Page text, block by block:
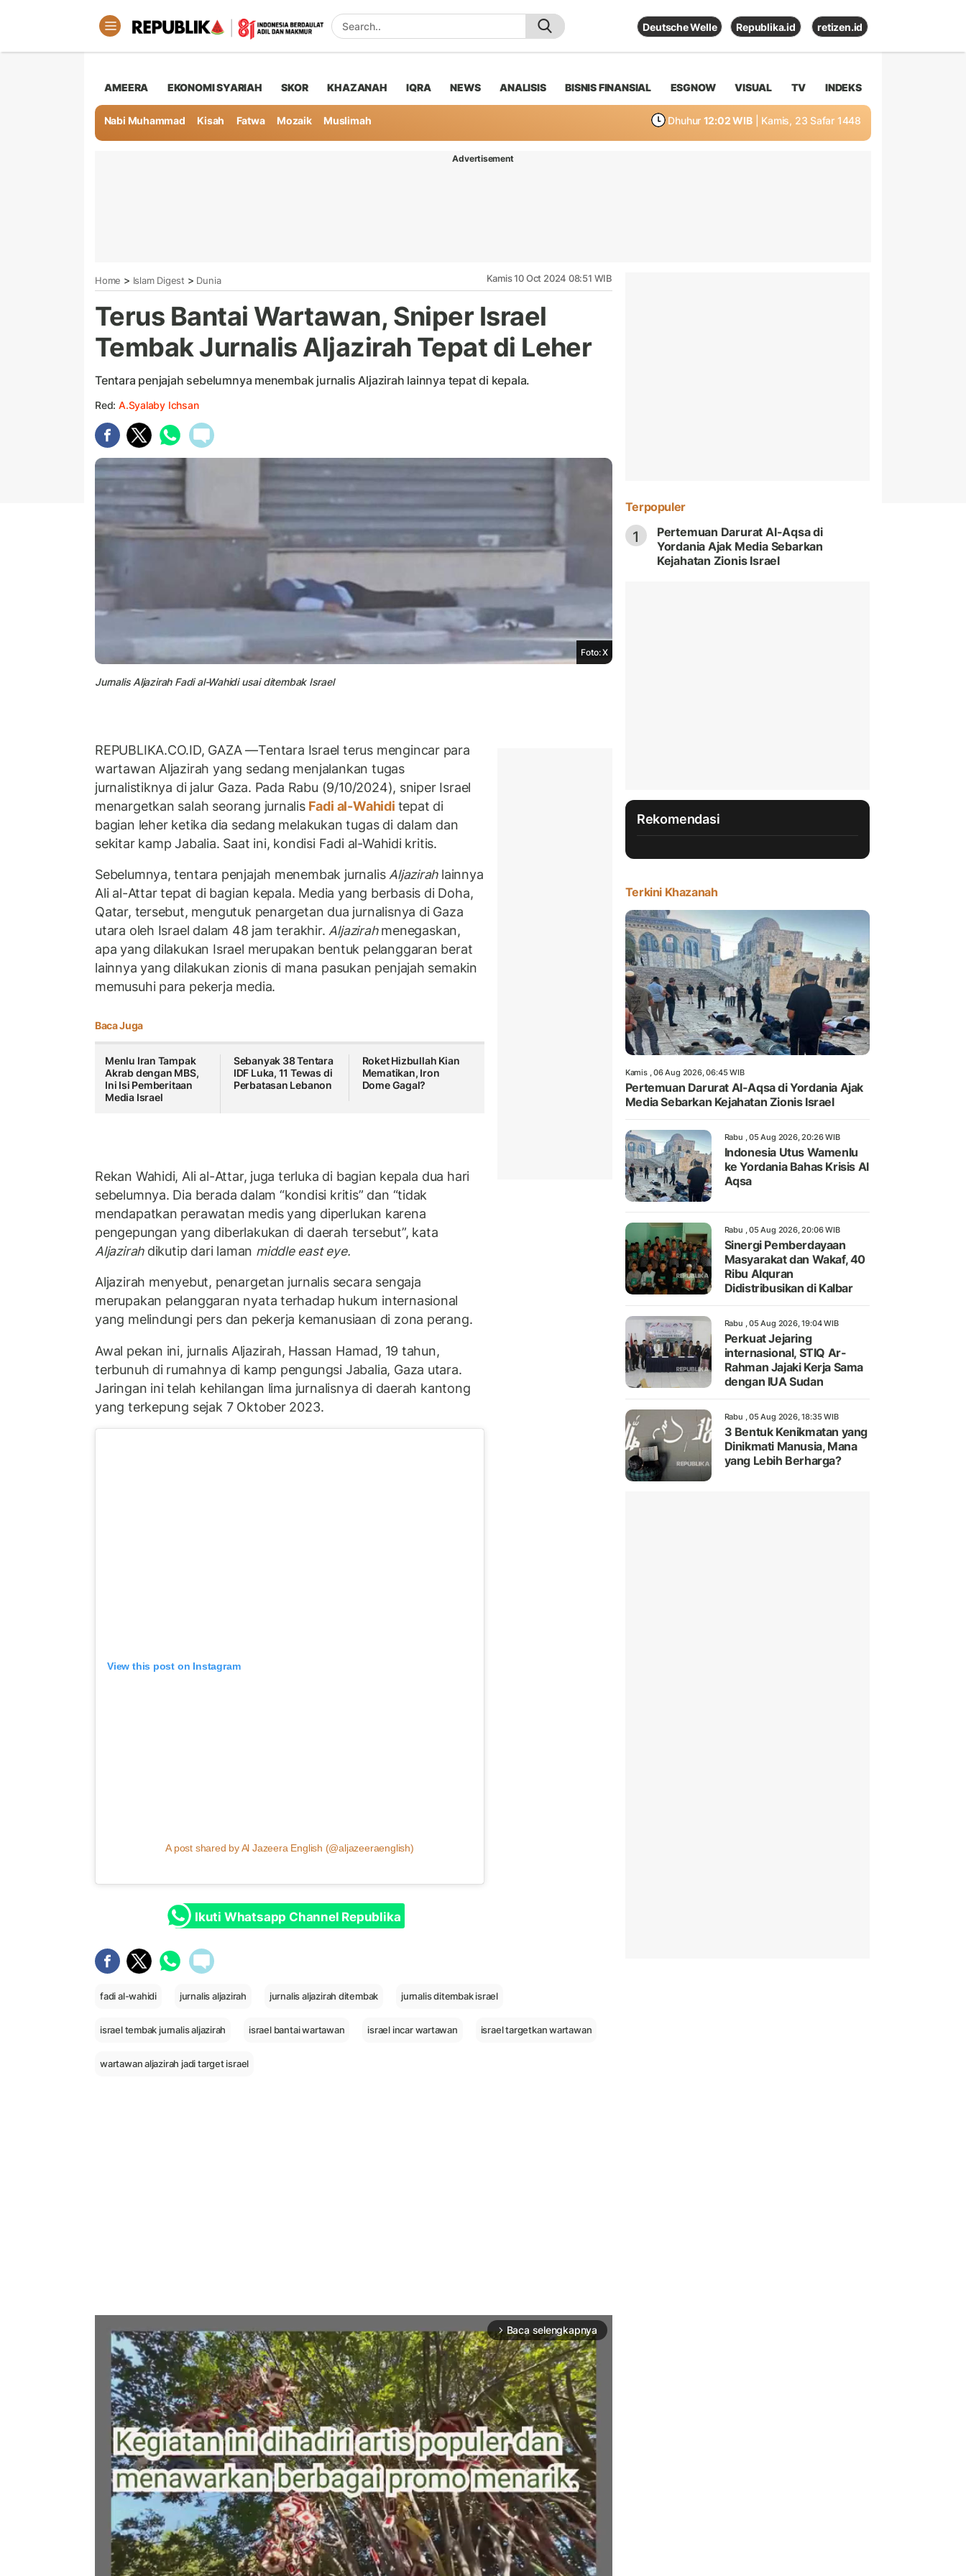
Deutsche Welle Republika.id retizen.id
AMEERA EKONOMI SYARIAH SKOR KHAZANAH IQRA NEWS ANALISIS BISNIS FINANSIAL ESGNOW VISUAL TV INDEKS
Nabi Muhammad Kisah Fatwa Mozaik Muslimah Dhuhur 12:02 WIB | Kamis, 23 Safar 1448
Advertisement
Home > Islam Digest > Dunia Kamis 10 Oct 2024 08:51 WIB
Terus Bantai Wartawan, Sniper Israel
Tembak Jurnalis Aljazirah Tepat di Leher
Tentara penjajah sebelumnya menembak jurnalis Aljazirah lainnya tepat di kepala.
Red: A.Syalaby Ichsan
Foto: X
Jurnalis Aljazirah Fadi al-Wahidi usai ditembak Israel
REPUBLIKA.CO.ID, GAZA—Tentara Israel terus mengincar para
wartawan Aljazirah yang sedang menjalankan tugas
jurnalistiknya di jalur Gaza. Pada Rabu (9/10/2024), sniper Israel
menargetkan salah seorang jurnalisFadi al-Wahidi tepat di
bagian leher ketika dia sedang melakukan tugas di dalam dan
sekitar kamp Jabalia. Saat ini, kondisi Fadi al-Wahidi kritis.
Sebelumnya, tentara penjajah menembak jurnalisAljazirahlainnya
Ali al-Attar tepat di bagian kepala. Media yang berbasis di Doha,
Qatar, tersebut, mengutuk penargetan dua jurnalisnya di Gaza
utara oleh Israel dalam 48 jam terakhir.Aljazirahmenegaskan,
apa yang dilakukan Israel merupakan bentuk pelanggaran berat
lainnya yang dilakukan zionis di mana pasukan penjajah semakin
memusuhi para pekerja media.
Baca Juga
Menlu Iran Tampak
Akrab dengan MBS,
Ini Isi Pemberitaan
Media Israel
Sebanyak 38 Tentara
IDF Luka, 11 Tewas di
Perbatasan Lebanon
Roket Hizbullah Kian
Mematikan, Iron
Dome Gagal?
Rekan Wahidi, Ali al-Attar, juga terluka di bagian kepala dua hari
sebelumnya. Dia berada dalam “kondisi kritis” dan “tidak
mendapatkan perawatan medis yang diperlukan karena
pengepungan yang diberlakukan di daerah tersebut”, kata
Aljazirah dikutip dari laman middle east eye.
Aljazirah menyebut, penargetan jurnalis secara sengaja
merupakan pelanggaran nyata terhadap hukum internasional
yang melindungi pers dan pekerja kemanusiaan di zona perang.
Awal pekan ini, jurnalis Aljazirah, Hassan Hamad, 19 tahun,
terbunuh di rumahnya di kamp pengungsi Jabalia, Gaza utara.
Jaringan ini telah kehilangan lima jurnalisnya di daerah kantong
yang terkepung sejak 7 Oktober 2023.
View this post on Instagram
A post shared by Al Jazeera English (@aljazeeraenglish)
Ikuti Whatsapp Channel Republika
fadi al-wahidi jurnalis aljazirah jurnalis aljazirah ditembak jurnalis ditembak israel
israel tembak jurnalis aljazirah israel bantai wartawan israel incar wartawan israel targetkan wartawan
wartawan aljazirah jadi target israel
arrow_forward_ios Baca selengkapnya
Terpopuler
1
Pertemuan Darurat Al-Aqsa di
Yordania Ajak Media Sebarkan
Kejahatan Zionis Israel
Rekomendasi
Terkini Khazanah
Kamis , 06 Aug 2026, 06:45 WIB
Pertemuan Darurat Al-Aqsa di Yordania Ajak
Media Sebarkan Kejahatan Zionis Israel
Rabu , 05 Aug 2026, 20:26 WIB
Indonesia Utus Wamenlu
ke Yordania Bahas Krisis Al
Aqsa
Rabu , 05 Aug 2026, 20:06 WIB
Sinergi Pemberdayaan
Masyarakat dan Wakaf, 40
Ribu Alquran
Didistribusikan di Kalbar
Rabu , 05 Aug 2026, 19:04 WIB
Perkuat Jejaring
internasional, STIQ Ar-
Rahman Jajaki Kerja Sama
dengan IUA Sudan
Rabu , 05 Aug 2026, 18:35 WIB
3 Bentuk Kenikmatan yang
Dinikmati Manusia, Mana
yang Lebih Berharga?